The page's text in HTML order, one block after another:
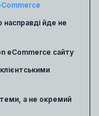
йде не
eCommerce сайту
а не окремий